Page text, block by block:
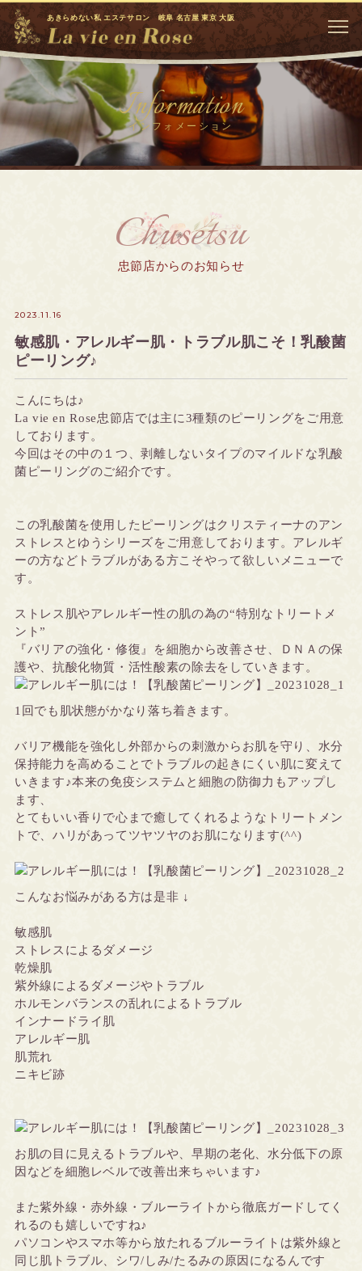
あきらめない私 エステサロン 岐阜 名古屋 東京 大阪
Information
インフォメーション
Chusetsu
忠節店からのお知らせ
2023.11.16
敏感肌・アレルギー肌・トラブル肌こそ！乳酸菌
ピーリング♪
こんにちは♪
La vie en Rose忠節店では主に3種類のピーリングをご用意
しております。
今回はその中の１つ、剥離しないタイプのマイルドな乳酸
菌ピーリングのご紹介です。
この乳酸菌を使用したピーリングはクリスティーナのアン
ストレスとゆうシリーズをご用意しております。アレルギ
ーの方などトラブルがある方こそやって欲しいメニューで
す。
ストレス肌やアレルギー性の肌の為の“特別なトリートメ
ント”
『バリアの強化・修復』を細胞から改善させ、ＤＮＡの保
護や、抗酸化物質・活性酸素の除去をしていきます。
1回でも肌状態がかなり落ち着きます。
バリア機能を強化し外部からの刺激からお肌を守り、水分
保持能力を高めることでトラブルの起きにくい肌に変えて
いきます♪本来の免疫システムと細胞の防御力もアップし
ます、
とてもいい香りで心まで癒してくれるようなトリートメン
トで、ハリがあってツヤツヤのお肌になります(^^)
こんなお悩みがある方は是非 ↓
敏感肌
ストレスによるダメージ
乾燥肌
紫外線によるダメージやトラブル
ホルモンバランスの乱れによるトラブル
インナードライ肌
アレルギー肌
肌荒れ
ニキビ跡
お肌の目に見えるトラブルや、早期の老化、水分低下の原
因などを細胞レベルで改善出来ちゃいます♪
また紫外線・赤外線・ブルーライトから徹底ガードしてく
れるのも嬉しいですね♪
パソコンやスマホ等から放たれるブルーライトは紫外線と
同じ肌トラブル、シワ/しみ/たるみの原因になるんです